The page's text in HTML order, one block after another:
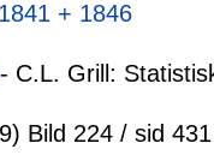
+ 1846
- C.L. Grill:
Bild 224 / sid 431